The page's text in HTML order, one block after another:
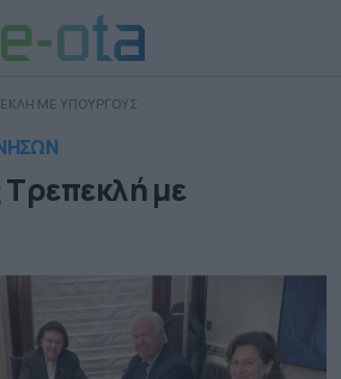
ΜΕ ΥΠΟΥΡΓΟΥΣ
Τρεπεκλή με